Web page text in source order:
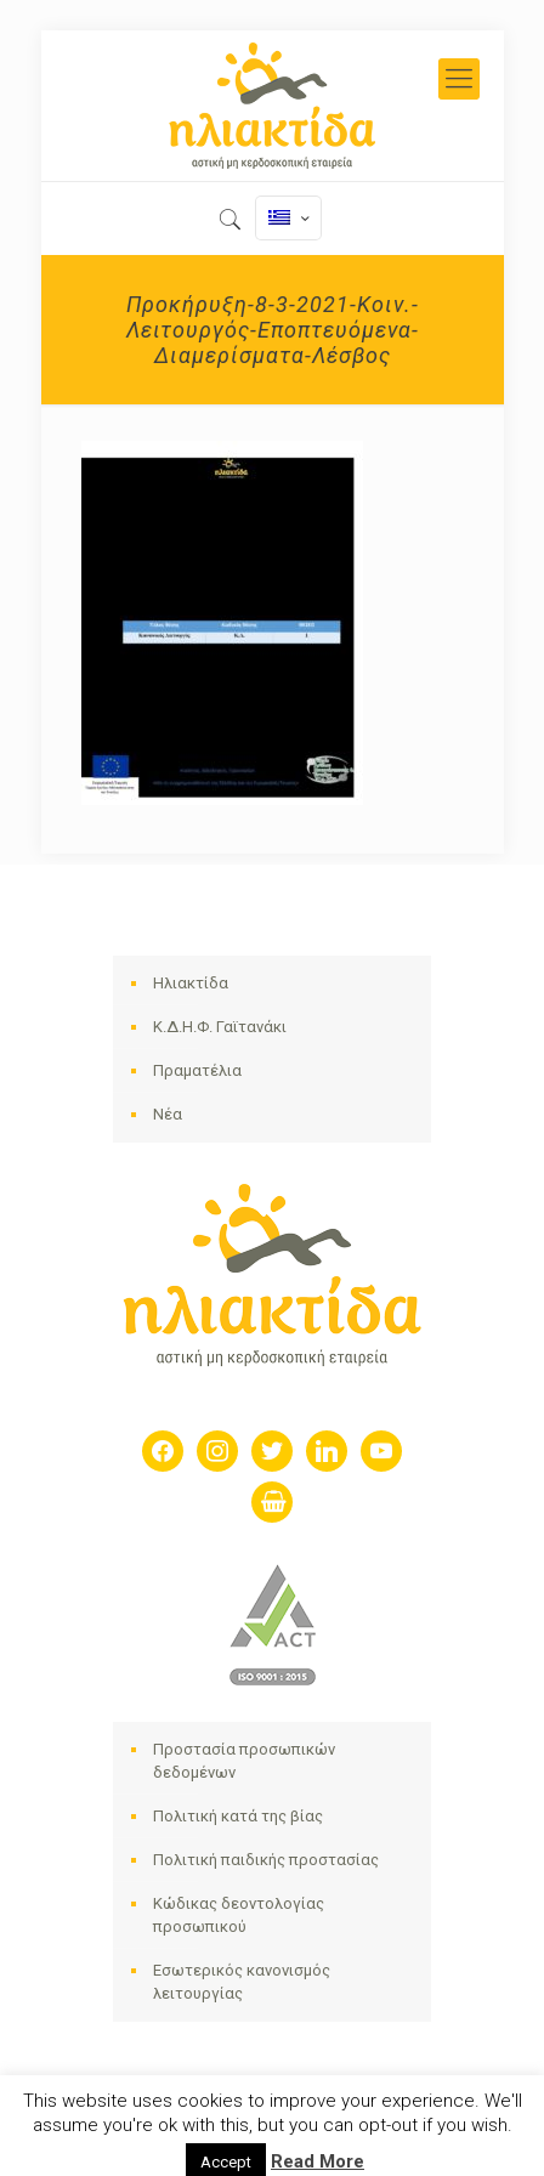
Προκήρυξη-8-3-2021-Κοιν.-
Λειτουργός-Εποπτευόμενα-
Διαμερίσματα-Λέσβος
Ηλιακτίδα
Κ.Δ.Η.Φ. Γαϊτανάκι
Πραματέλια
Νέα
facebookinstagramtwitter linkedin youtube
shopping-
basket
Προστασία προσωπικών
δεδομένων
Πολιτική κατά της βίας
Πολιτική παιδικής προστασίας
Κώδικας δεοντολογίας
προσωπικού
Εσωτερικός κανονισμός
λειτουργίας
Ηλιακτίδα ΑΜΚΕ © 2024 - All Right Reserved
Αριθμός Γ.Ε.ΜΗ. 141258642000
This website uses cookies to improve your experience. We'll
assume you're ok with this, but you can opt-out if you wish.
Accept Read More